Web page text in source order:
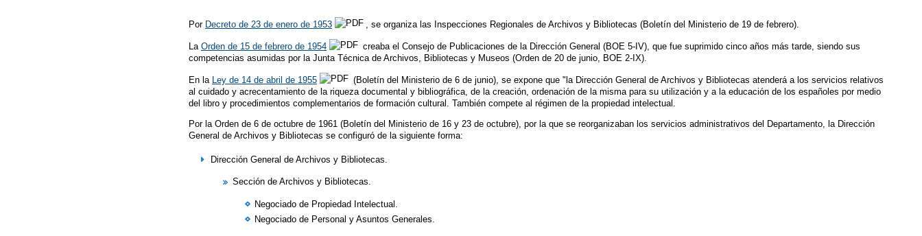
Por Decreto de 23 de enero de 1953 , se organiza las Inspecciones Regionales de Archivos y Bibliotecas (Boletín del Ministerio de 19 de febrero).
La Orden de 15 de febrero de 1954
creaba el Consejo de Publicaciones de la Dirección General (BOE 5-IV), que fue suprimido cinco años más tarde, siendo sus
competencias asumidas por la Junta Técnica de Archivos, Bibliotecas y Museos (Orden de 20 de junio, BOE 2-IX).
En la Ley de 14 de abril de 1955
(Boletín del Ministerio de 6 de junio), se expone que "la Dirección General de Archivos y Bibliotecas atenderá a los servicios relativos
al cuidado y acrecentamiento de la riqueza documental y bibliográfica, de la creación, ordenación de la misma para su utilización y a la educación de los españoles por medio
del libro y procedimientos complementarios de formación cultural. También compete al régimen de la propiedad intelectual.
Por la Orden de 6 de octubre de 1961 (Boletín del Ministerio de 16 y 23 de octubre), por la que se reorganizaban los servicios administrativos del Departamento, la Dirección
General de Archivos y Bibliotecas se configuró de la siguiente forma:
Dirección General de Archivos y Bibliotecas.
Sección de Archivos y Bibliotecas.
Negociado de Propiedad Intelectual.
Negociado de Personal y Asuntos Generales.